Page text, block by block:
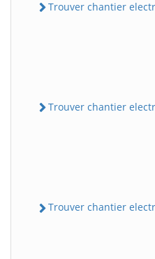
Trouver chantier
Trouver chantier
Trouver chantier